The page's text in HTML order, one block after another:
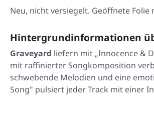
Neu, nicht versiegelt. Geöffnete Folie
Hintergrundinformationen
Graveyard liefern mit „Innocence &
mit raffinierter Songkomposition
schwebende Melodien und eine
Song" pulsiert jeder Track mit einer